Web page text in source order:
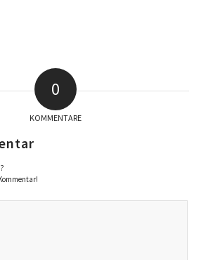
0
KOMMENTARE